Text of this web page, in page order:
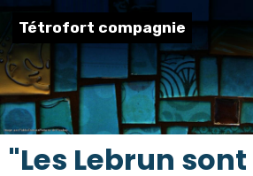
Tétrofort compagnie
"Les Lebrun